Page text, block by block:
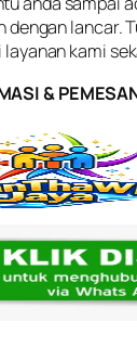
dengan lancar.
kami
&